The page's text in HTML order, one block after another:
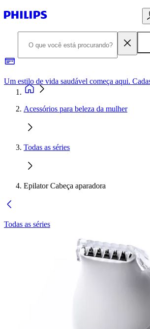
Acessórios para beleza da mulher
Todas as séries
Epilator Cabeça aparadora
Todas as séries